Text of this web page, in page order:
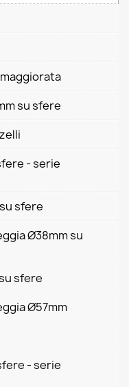
su sfere
- serie
sfere
Ø38mm su
sfere
Ø57mm
- serie